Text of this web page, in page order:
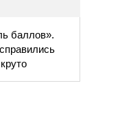
баллов».